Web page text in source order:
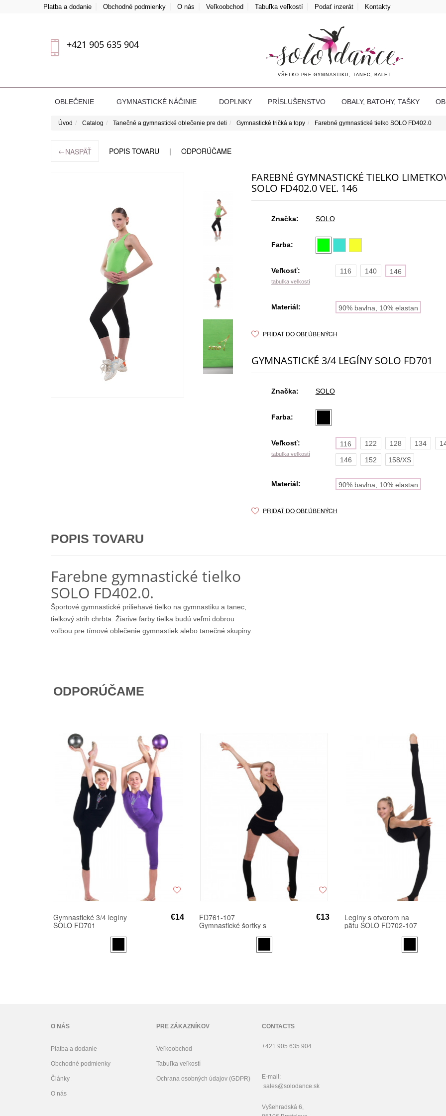
Platba a dodanie Obchodné podmienky O nás Veľkoobchod Tabuľka veľkostí Podať inzerát Kontakty
+421 905 635 904
VŠETKO PRE GYMNASTIKU, TANEC, BALET
OBLEČENIE GYMNASTICKÉ NÁČINIE DOPLNKY PRÍSLUŠENSTVO OBALY, BATOHY, TAŠKY
Úvod Catalog Tanečné a gymnastické oblečenie pre deti Gymnastické tričká a topy Farebné gymnastické tielko SOLO FD402.0
←NASPÄŤ POPIS TOVARU ODPORÚČAME
FAREBNÉ GYMNASTICKÉ TIELKO
SOLO FD402.0 VEĽ. 146
Značka: SOLO
Farba:
Veľkosť:
tabuľka veľkostí
116 140 146
Materiál: 90% bavlna, 10% elastan
PRIDAŤ DO OBĽÚBENÝCH
GYMNASTICKÉ 3/4 LEGÍNY SOLO FD701
Značka: SOLO
Farba:
Veľkosť:
tabuľka veľkostí
116 122 128 134
146 152 158/XS
Materiál: 90% bavlna, 10% elastan
PRIDAŤ DO OBĽÚBENÝCH
POPIS TOVARU
Farebne gymnastické tielko
SOLO FD402.0.
Športové gymnastické priliehavé tielko na gymnastiku a tanec,
tielkový strih chrbta. Žiarive farby tielka budú veľmi dobrou
voľbou pre tímové oblečenie gymnastiek alebo tanečné skupiny.
ODPORÚČAME
Gymnastické 3/4 legíny
SOLO FD701
€14
FD761-107
Gymnastické šortky s
€13
Legíny s otvorom na
pätu SOLO FD702-107
O NÁS
Platba a dodanie
Obchodné podmienky
Články
O nás
PRE ZÁKAZNÍKOV
Veľkoobchod
Tabuľka veľkostí
Ochrana osobných údajov (GDPR)
CONTACTS
+421 905 635 904
E-mail:
sales@solodance.sk
Vyšehradská 6,